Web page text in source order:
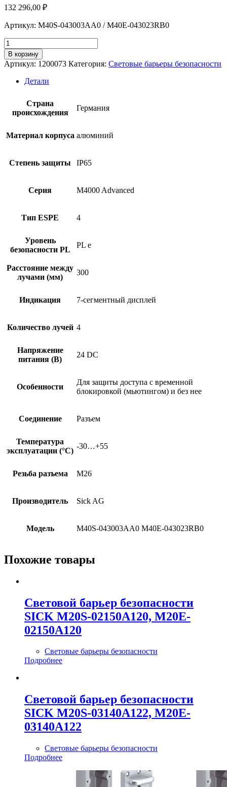
132 296,00 ₽
Артикул: M40S-043003AA0 / M40E-043023RB0
Количество
товара
Cветовой
барьер
безопасности
043003AA0,
M40E-
В корзину
Артикул: 1200073 Категория: Световые барьеры безопасности
Детали
Страна
происхождения
Германия
Материал корпуса алюминий
Степень защиты IP65
Серия M4000 Advanced
Тип ESPE 4
Уровень
безопасности PL
PL e
Расстояние между
лучами (мм)
300
Индикация 7-сегментный дисплей
Количество лучей 4
Напряжение
питания (В)
24 DC
Особенности
Для защиты доступа с временной
блокировкой (мьютингом) и без нее
Соединение Разъем
Температура
эксплуатации (°C)
-30…+55
Резьба разъема M26
Производитель Sick AG
Модель M40S-043003AA0 M40E-043023RB0
Похожие товары
Cветовой барьер безопасности
SICK M20S-02150A120, M20E-
02150A120
Световые барьеры безопасности
Подробнее
Cветовой барьер безопасности
SICK M20S-03140A122, M20E-
03140A122
Световые барьеры безопасности
Подробнее